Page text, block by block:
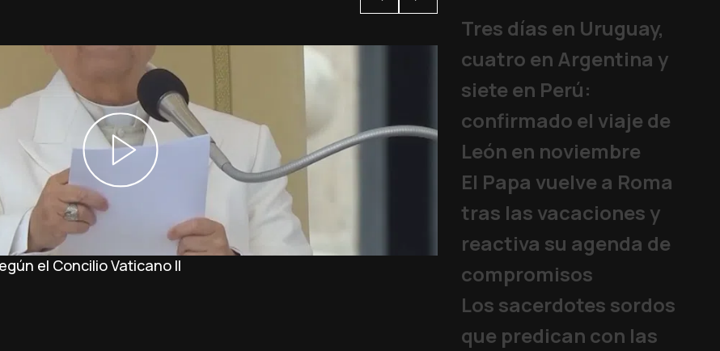
el Concilio Vaticano II
Eventos Vaticano
Tres días en Uruguay,
cuatro en Argentina y
siete en Perú:
confirmado el viaje de
León en noviembre
El Papa vuelve a Roma
tras las vacaciones y
reactiva su agenda de
compromisos
Los sacerdotes sordos
que predican con las